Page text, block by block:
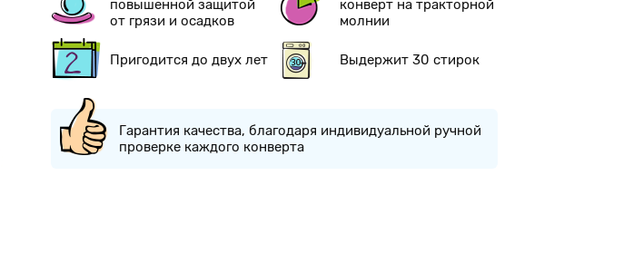
повышенной защитой
от грязи и осадков
конверт на тракторной
молнии
Пригодится до двух лет Выдержит 30 стирок
Гарантия качества, благодаря индивидуальной ручной
проверке каждого конверта